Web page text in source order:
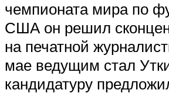
чемпионата мира по
США он решил
на печатной
мае ведущим стал
кандидатуру